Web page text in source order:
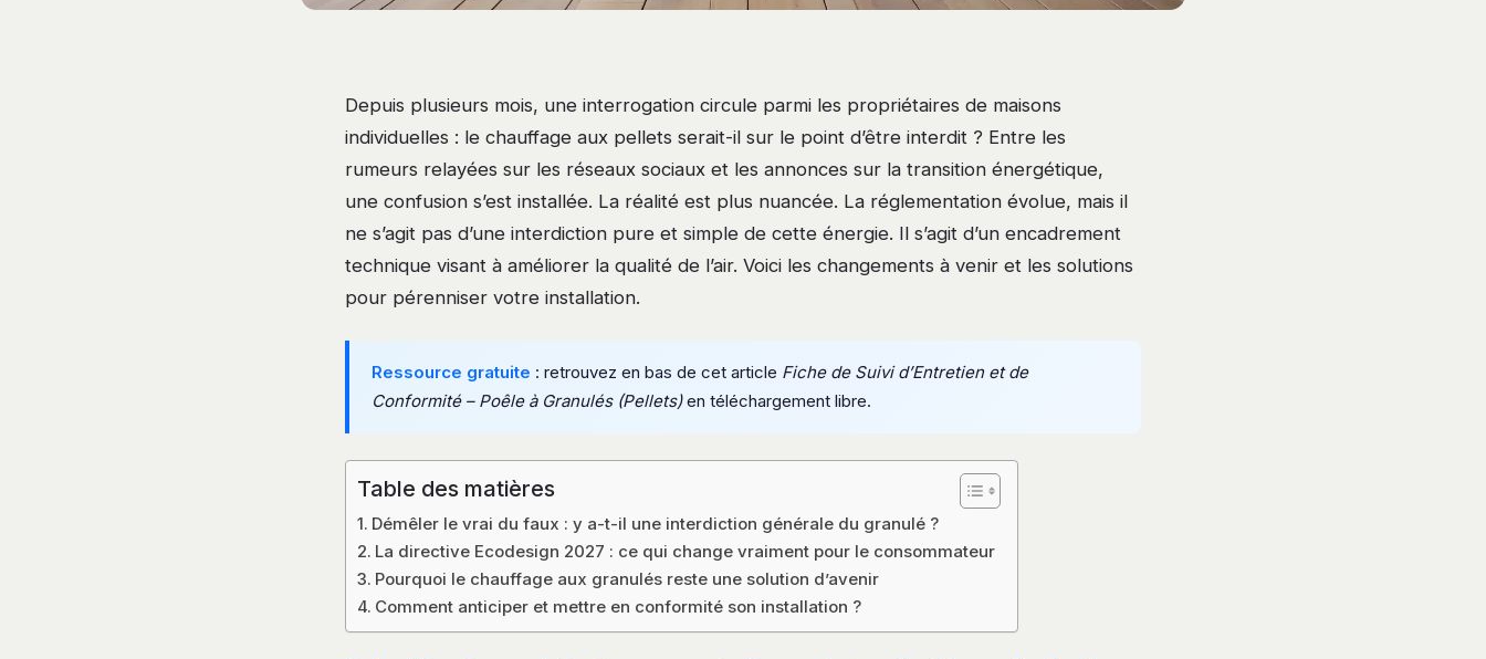
Depuis plusieurs mois, une interrogation circule parmi les propriétaires de maisons
individuelles : le chauffage aux pellets serait-il sur le point d’être interdit ? Entre les
rumeurs relayées sur les réseaux sociaux et les annonces sur la transition énergétique,
une confusion s’est installée. La réalité est plus nuancée. La réglementation évolue, mais il
ne s’agit pas d’une interdiction pure et simple de cette énergie. Il s’agit d’un encadrement
technique visant à améliorer la qualité de l’air. Voici les changements à venir et les solutions
pour pérenniser votre installation.
Ressource gratuite : retrouvez en bas de cet article Fiche de Suivi d’Entretien et de
Conformité – Poêle à Granulés (Pellets)en téléchargement libre.
Table des matières
Démêler le vrai du faux : y a-t-il une interdiction générale du granulé ?
La directive Ecodesign 2027 : ce qui change vraiment pour le consommateur
Pourquoi le chauffage aux granulés reste une solution d’avenir
Comment anticiper et mettre en conformité son installation ?